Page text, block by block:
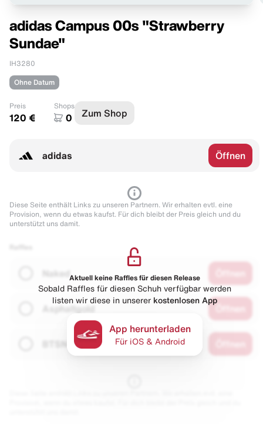
adidas Campus 00s "Strawberry
Sundae"
IH3280
Ohne Datum
Preis
120 €
Shops
0 Zum Shop
adidas Öffnen
Diese Seite enthält Links zu unseren Partnern. Wir erhalten evtl. eine
Provision, wenn du etwas kaufst. Für dich bleibt der Preis gleich und du
unterstützt uns damit.
Naked
Asphaltgold
Aktuell keine Raffles für diesen Release
Sobald Raffles für diesen Schuh verfügbar werden
listen wir diese in unserer kostenlosen App
App herunterladen
Für iOS & Android